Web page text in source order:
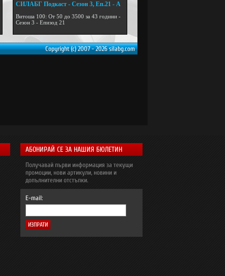
СИЛАБГ Подкаст - Сезон 3, Еп.21 - А
Витоша 100: От 50 до 3500 за 43 години -
Сезон 3 - Епизод 21
Copyright (c) 2007 - 2026 silabg.com
АБОНИРАЙ СЕ ЗА НАШИЯ БЮЛЕТИН
Получавай първи информация за текущи
промоции, нови артикули, новини и
допълнителни отстъпки.
E-mail: